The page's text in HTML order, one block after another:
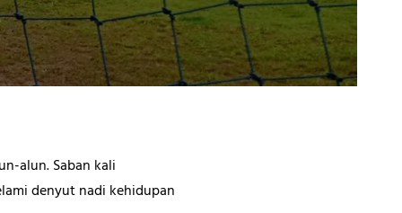
alun. Saban kali
denyut nadi kehidupan